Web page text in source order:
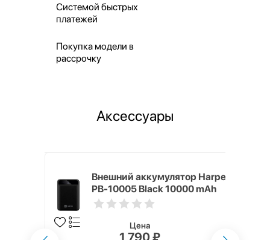
Системой быстрых
платежей
Покупка модели в
рассрочку
Аксессуары
Внешний аккумулятор Harper
PB-10005 Black 10000 mAh
Цена
1 790 ₽